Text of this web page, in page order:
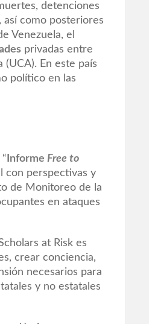
detenciones
como posteriores
Venezuela, el
privadas entre
En este país
político en las
Informe Free to
con perspectivas y
de Monitoreo de la
en ataques
at Risk es
crear conciencia,
necesarios para
y no estatales